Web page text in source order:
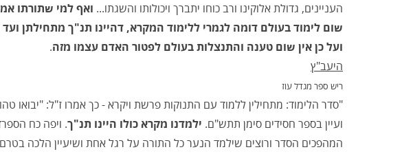
העניינים, גדולת אלוקינו ורב כוחו יתברך ויכולותו והשגתו... ואף למי שתורתו
שום לימוד בעולם דומה לגמרי ללימוד המקרא, דהיינו תנ"ך מתחילתן
ועל כן אין שום טענה והתנצלות בעולם לפטור האדם עצמו מזה.
היעב"ץ
ריש ספר מגדל עוז
"סדר הלימוד: מתחילין ללמוד עם התנוקות פרשת ויקרא - כך אמרו ז"ל: "יבואו
ועיין בספר חסידים סימן תתש"ם. ילמדנו מקרא כולו היינו תנ"ך. ויפה כח
המהפכים הסדר ורוצים שילמד הנער כל התורה על רגל אחת ושיעיין הלכה